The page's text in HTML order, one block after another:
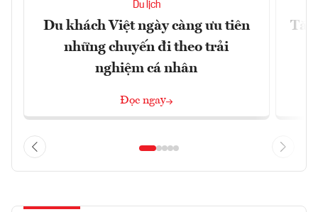
Du lịch
Du khách Việt ngày càng ưu tiên
những chuyến đi theo trải
nghiệm cá nhân
Đọc ngay